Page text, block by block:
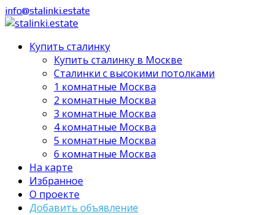
info@stalinki.estate
Купить сталинку
Купить сталинку в Москве
Cталинки с высокими потолками
1 комнатные Москва
2 комнатные Москва
3 комнатные Москва
4 комнатные Москва
5 комнатные Москва
6 комнатные Москва
На карте
Избранное
О проекте
Добавить объявление